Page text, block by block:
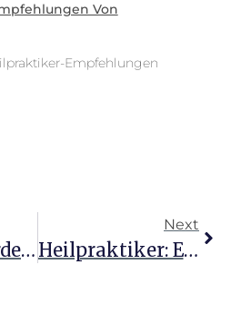
Von
Empfehlungen
Die Herausforderung Und Hoffnung Im Heilpraktikerweg
Next
Heilpraktiker: Ein Beruf Mit Berufung Und Verantwortung